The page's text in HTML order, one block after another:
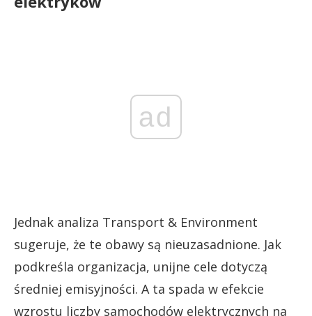
ad
Jednak analiza Transport & Environment
sugeruje, że te obawy są nieuzasadnione. Jak
podkreśla organizacja, unijne cele dotyczą
średniej emisyjności. A ta spada w efekcie
wzrostu liczby samochodów elektrycznych na